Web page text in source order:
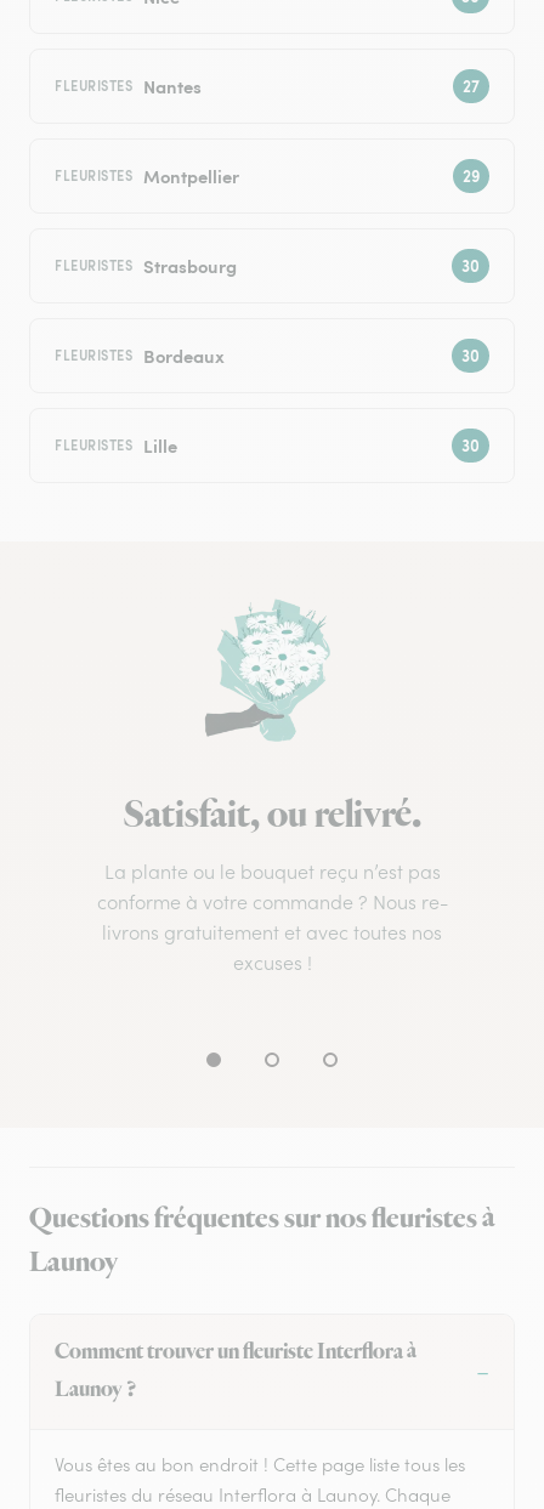
FLEURISTES Nantes
FLEURISTES Montpellier
FLEURISTES Strasbourg
FLEURISTES Bordeaux
FLEURISTES Lille
Satisfait, ou relivré.
La plante ou le bouquet reçu n’est pas
conforme à votre commande ? Nous re-
livrons gratuitement et avec toutes nos
excuses !
Questions fréquentes sur nos fleuristes à
Launoy
Comment trouver un fleuriste Interflora à
Launoy ?
Vous êtes au bon endroit ! Cette page liste tous les
fleuristes du réseau Interflora à Launoy. Chaque